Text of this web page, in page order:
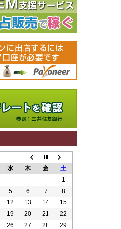
水 木 金
土
1
5 6 7
8
12 13 14
15
19 20 21
22
26 27 28
29